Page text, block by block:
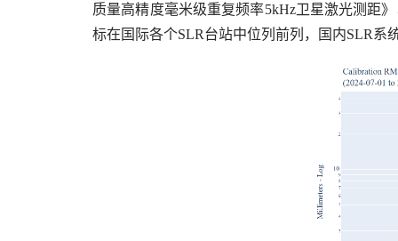
质量高精度毫米级重复频率5kHz卫星激光测距
标在国际各个SLR台站中位列前列，国内SLR